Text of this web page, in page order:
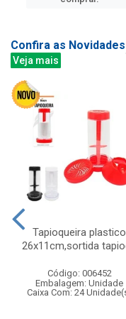
Confira as Novidades
Veja mais
Tapioqueira plastico
26x11cm,sortida
Código: 006452
Embalagem: Unidade
Caixa Com: 24